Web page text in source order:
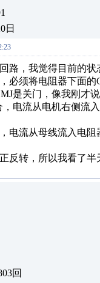
日
路，我觉得目前的
必须将电阻器下面
是关门，像我刚才
电流从电机右侧流
电流从母线流入电
反转，所以我看了
回